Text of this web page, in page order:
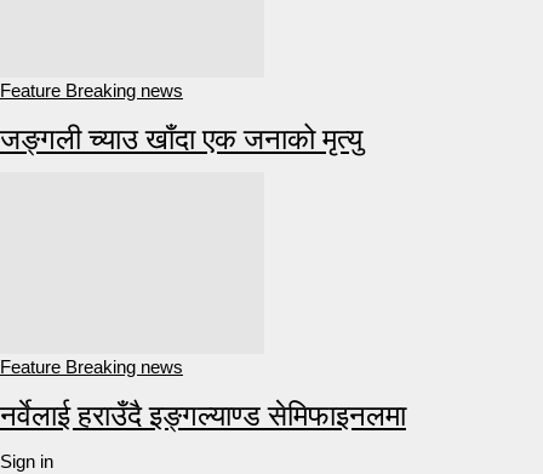
Feature Breaking news
जङ्गली च्याउ खाँदा एक जनाको मृत्यु
Feature Breaking news
नर्वेलाई हराउँदै इङ्गल्याण्ड सेमिफाइनलमा
Sign in